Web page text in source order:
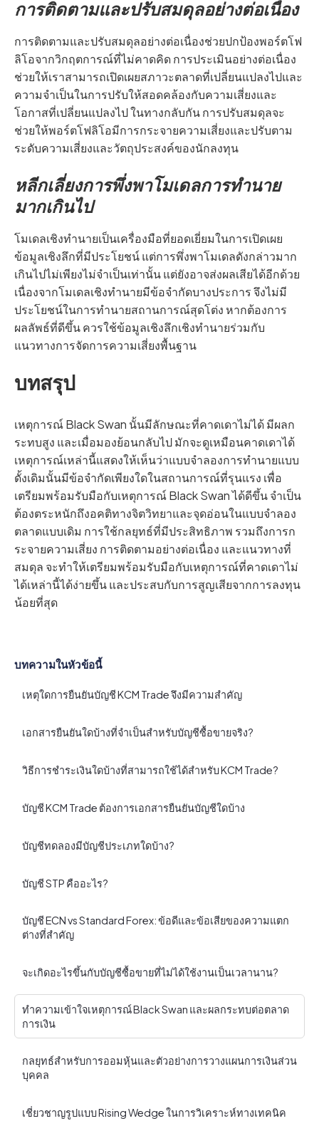
บทความในหัวข้อนี้
เหตุใดการยืนยันบัญชี KCM Trade จึงมีความสําคัญ
เอกสารยืนยันใดบ้างที่จําเป็นสําหรับบัญชีซื้อขายจริง?
วิธีการชําระเงินใดบ้างที่สามารถใช้ได้สําหรับ KCM Trade?
บัญชี KCM Trade ต้องการเอกสารยืนยันบัญชีใดบ้าง
บัญชีทดลองมีบัญชีประเภทใดบ้าง?
บัญชี STP คืออะไร?
บัญชี ECN vs Standard Forex: ข้อดีและข้อเสียของความแตก
ต่างที่สําคัญ
จะเกิดอะไรขึ้นกับบัญชีซื้อขายที่ไม่ได้ใช้งานเป็นเวลานาน?
ทําความเข้าใจเหตุการณ์ Black Swan และผลกระทบต่อตลาด
การเงิน
กลยุทธ์สําหรับการออมหุ้นและตัวอย่างการวางแผนการเงินส่วน
บุคคล
เชี่ยวชาญรูปแบบ Rising Wedge ในการวิเคราะห์ทางเทคนิค
การติดตามและปรับสมดุลอย่างต่อเนื่อง
การติดตามและปรับสมดุลอย่างต่อเนื่องช่วยปกป้องพอร์ตโฟ
ลิโอจากวิกฤตการณ์ที่ไม่คาดคิด การประเมินอย่างต่อเนื่อง
ช่วยให้เราสามารถเปิดเผยสภาวะตลาดที่เปลี่ยนแปลงไปและ
ความจำเป็นในการปรับให้สอดคล้องกับความเสี่ยงและ
โอกาสที่เปลี่ยนแปลงไป ในทางกลับกัน การปรับสมดุลจะ
ช่วยให้พอร์ตโฟลิโอมีการกระจายความเสี่ยงและปรับตาม
ระดับความเสี่ยงและวัตถุประสงค์ของนักลงทุน
หลีกเลี่ยงการพึ่งพาโมเดลการทำนาย
มากเกินไป
โมเดลเชิงทำนายเป็นเครื่องมือที่ยอดเยี่ยมในการเปิดเผย
ข้อมูลเชิงลึกที่มีประโยชน์ แต่การพึ่งพาโมเดลดังกล่าวมาก
เกินไปไม่เพียงไม่จำเป็นเท่านั้น แต่ยังอาจส่งผลเสียได้อีกด้วย
เนื่องจากโมเดลเชิงทำนายมีข้อจำกัดบางประการ จึงไม่มี
ประโยชน์ในการทำนายสถานการณ์สุดโต่ง หากต้องการ
ผลลัพธ์ที่ดีขึ้น ควรใช้ข้อมูลเชิงลึกเชิงทำนายร่วมกับ
แนวทางการจัดการความเสี่ยงพื้นฐาน
บทสรุป
เหตุการณ์ Black Swan นั้นมีลักษณะที่คาดเดาไม่ได้ มีผลก
ระทบสูง และเมื่อมองย้อนกลับไป มักจะดูเหมือนคาดเดาได้
เหตุการณ์เหล่านี้แสดงให้เห็นว่าแบบจำลองการทำนายแบบ
ดั้งเดิมนั้นมีข้อจำกัดเพียงใดในสถานการณ์ที่รุนแรง เพื่อ
เตรียมพร้อมรับมือกับเหตุการณ์ Black Swan ได้ดีขึ้น จำเป็น
ต้องตระหนักถึงอคติทางจิตวิทยาและจุดอ่อนในแบบจำลอง
ตลาดแบบเดิม การใช้กลยุทธ์ที่มีประสิทธิภาพ รวมถึงการก
ระจายความเสี่ยง การติดตามอย่างต่อเนื่อง และแนวทางที่
สมดุล จะทำให้เตรียมพร้อมรับมือกับเหตุการณ์ที่คาดเดาไม่
ได้เหล่านี้ได้ง่ายขึ้น และประสบกับการสูญเสียจากการลงทุน
น้อยที่สุด